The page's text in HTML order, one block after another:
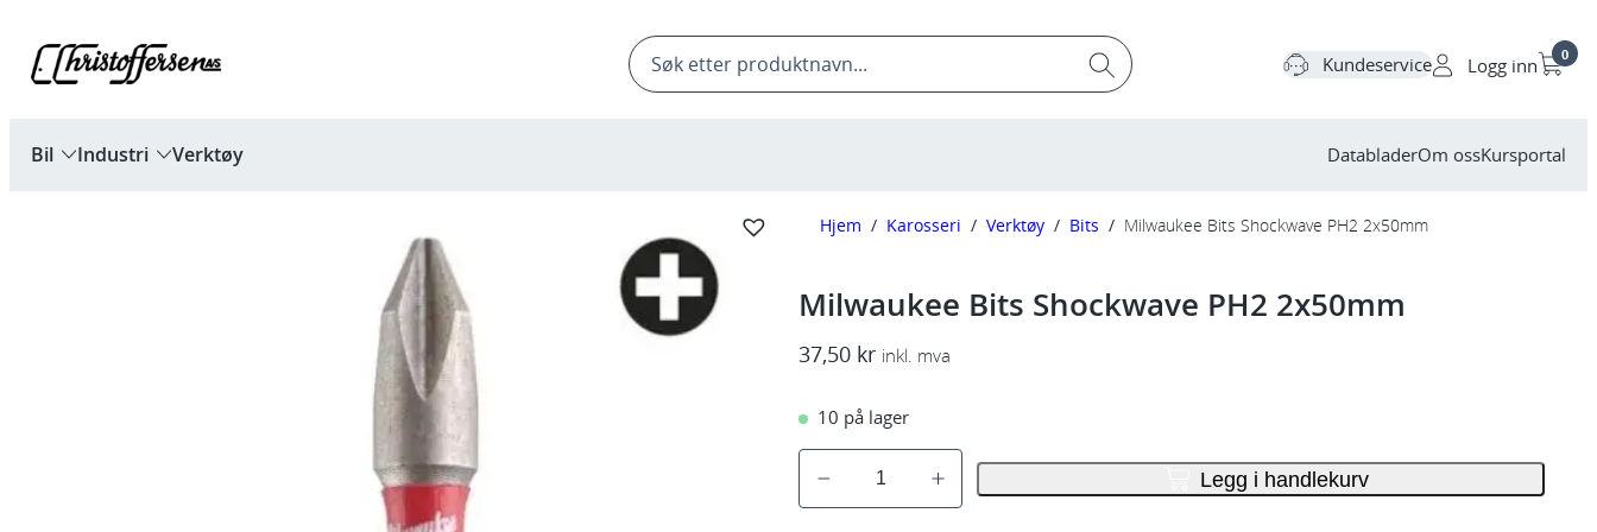
innhold
Products
search Kundeservice Logg inn 0
Bil Industri Verktøy DatabladerOm ossKursportal
Hjem / Karosseri / Verktøy / Bits / Milwaukee Bits Shockwave PH2 2x50mm
Milwaukee Bits Shockwave PH2 2x50mm
37,50 kr inkl. mva
10 på lager
i
Legg i handlekurv